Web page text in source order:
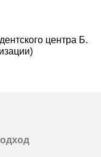
центра Б.